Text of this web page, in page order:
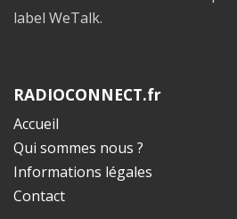
label WeTalk.
RADIOCONNECT.fr
Accueil
Qui sommes nous ?
Informations légales
Contact